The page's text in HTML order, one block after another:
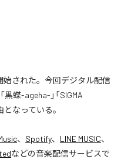
始された。今回デジタル配信
蝶-ageha-」「SIGMA
となっている。
、 Spotify、 LINE MUSIC、
などの音楽配信サービスで